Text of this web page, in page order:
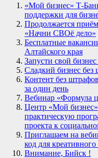
«Мой бизнес» Т-
поддержки для
Продолжается
«Начни СВОё дело»
Бесплатные
Алтайского края
Запусти свой
Сладкий бизнес без
Контент без
за один день
Вебинар «Формула
Центр «Мой
практическую
проекта к
Приглашаем на
код для креативного
Внимание, Бийск !